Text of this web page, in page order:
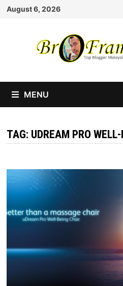
Skip
August 6, 2026
MENU
TAG: UDREAM PRO